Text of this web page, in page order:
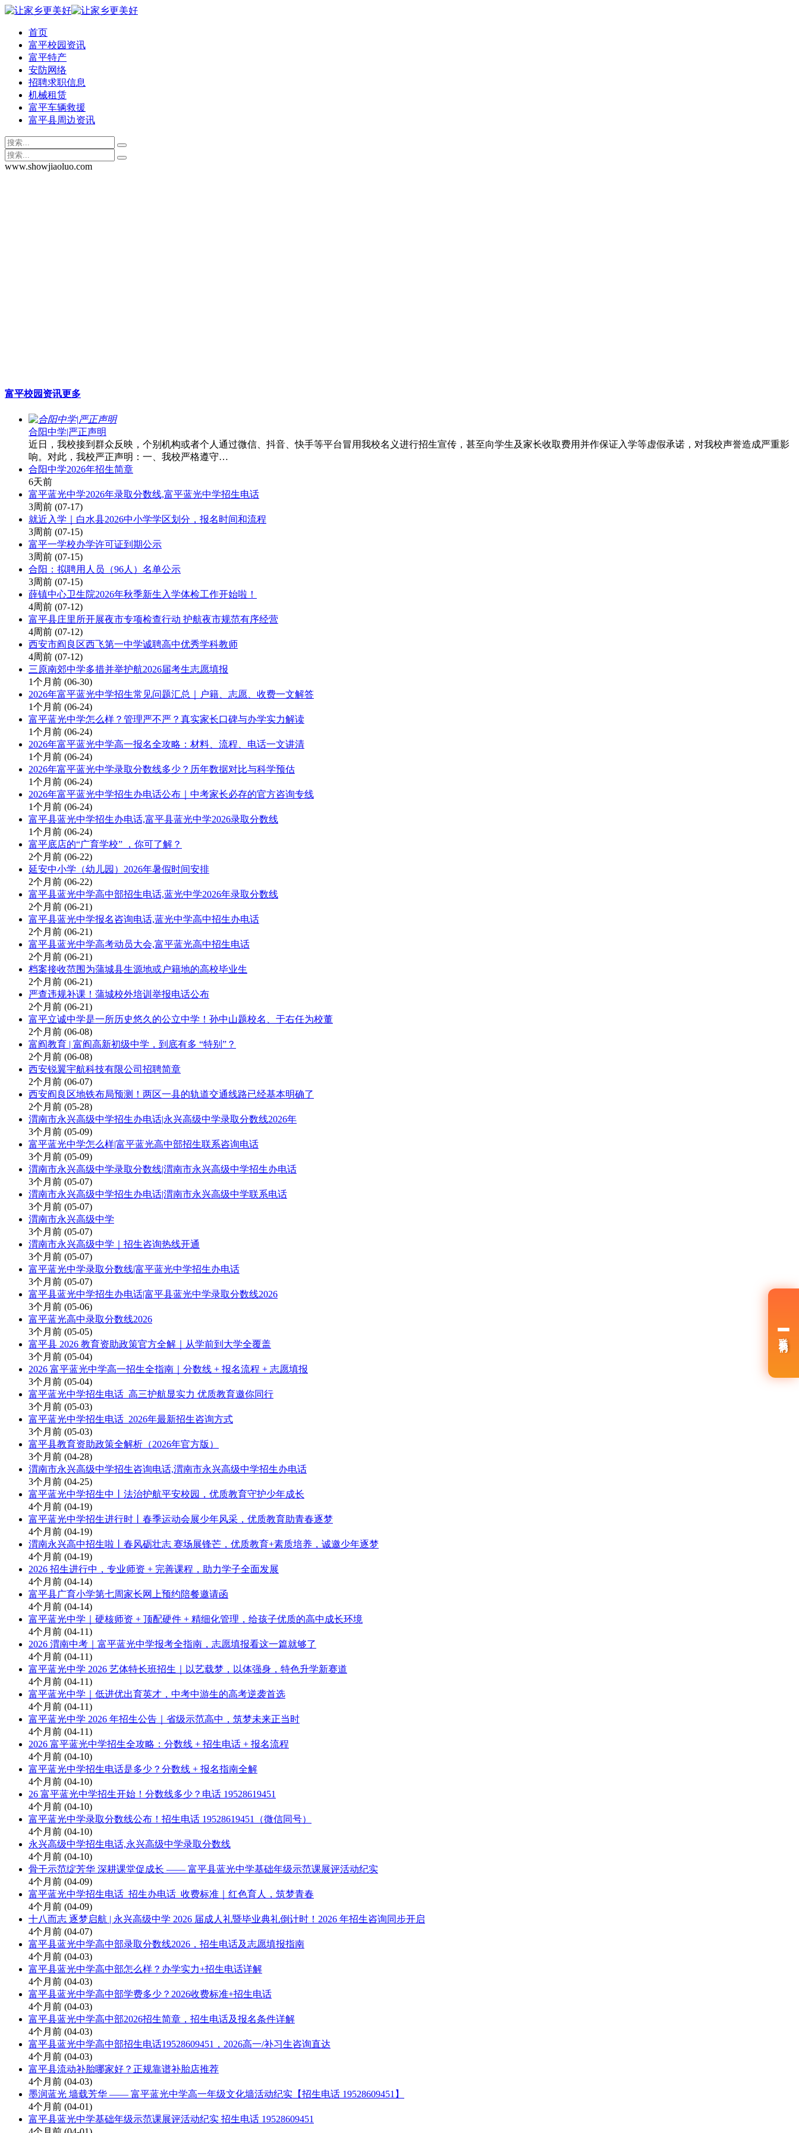
首页
富平校园资讯
富平特产
安防网络
招聘求职信息
机械租赁
富平车辆救援
富平县周边资讯
www.showjiaoluo.com
富平校园资讯更多
合阳中学|严正声明
近日，我校接到群众反映，个别机构或者个人通过微信、抖音、快手等平台冒用我校名义进行招生宣传，甚至向学生及家长收取费用并作保证入学等虚假承诺，对我校声誉造成严重影
响。对此，我校严正声明：一、我校严格遵守…
合阳中学2026年招生简章
6天前
富平蓝光中学2026年录取分数线,富平蓝光中学招生电话
3周前 (07-17)
就近入学｜白水县2026中小学学区划分，报名时间和流程
3周前 (07-15)
富平一学校办学许可证到期公示
3周前 (07-15)
合阳：拟聘用人员（96人）名单公示
3周前 (07-15)
薛镇中心卫生院2026年秋季新生入学体检工作开始啦！
4周前 (07-12)
富平县庄里所开展夜市专项检查行动 护航夜市规范有序经营
4周前 (07-12)
西安市阎良区西飞第一中学诚聘高中优秀学科教师
4周前 (07-12)
三原南郊中学多措并举护航2026届考生志愿填报
1个月前 (06-30)
2026年富平蓝光中学招生常见问题汇总｜户籍、志愿、收费一文解答
1个月前 (06-24)
富平蓝光中学怎么样？管理严不严？真实家长口碑与办学实力解读
1个月前 (06-24)
2026年富平蓝光中学高一报名全攻略：材料、流程、电话一文讲清
1个月前 (06-24)
2026年富平蓝光中学录取分数线多少？历年数据对比与科学预估
1个月前 (06-24)
2026年富平蓝光中学招生办电话公布｜中考家长必存的官方咨询专线
1个月前 (06-24)
富平县蓝光中学招生办电话,富平县蓝光中学2026录取分数线
1个月前 (06-24)
富平底店的“广育学校” ，你可了解？
2个月前 (06-22)
延安中小学（幼儿园）2026年暑假时间安排
2个月前 (06-22)
富平县蓝光中学高中部招生电话,蓝光中学2026年录取分数线
2个月前 (06-21)
富平县蓝光中学报名咨询电话,蓝光中学高中招生办电话
2个月前 (06-21)
富平县蓝光中学高考动员大会,富平蓝光高中招生电话
2个月前 (06-21)
档案接收范围为蒲城县生源地或户籍地的高校毕业生
2个月前 (06-21)
严查违规补课！蒲城校外培训举报电话公布
2个月前 (06-21)
富平立诚中学是一所历史悠久的公立中学！孙中山题校名、于右任为校董
2个月前 (06-08)
富阎教育 | 富阎高新初级中学，到底有多 “特别”？
2个月前 (06-08)
西安锐翼宇航科技有限公司招聘简章
2个月前 (06-07)
西安阎良区地铁布局预测！两区一县的轨道交通线路已经基本明确了
2个月前 (05-28)
渭南市永兴高级中学招生办电话|永兴高级中学录取分数线2026年
3个月前 (05-09)
富平蓝光中学怎么样|富平蓝光高中部招生联系咨询电话
3个月前 (05-09)
渭南市永兴高级中学录取分数线|渭南市永兴高级中学招生办电话
3个月前 (05-07)
渭南市永兴高级中学招生办电话|渭南市永兴高级中学联系电话
3个月前 (05-07)
渭南市永兴高级中学
3个月前 (05-07)
渭南市永兴高级中学｜招生咨询热线开通
3个月前 (05-07)
富平蓝光中学录取分数线|富平蓝光中学招生办电话
3个月前 (05-07)
富平县蓝光中学招生办电话|富平县蓝光中学录取分数线2026
3个月前 (05-06)
富平蓝光高中录取分数线2026
3个月前 (05-05)
富平县 2026 教育资助政策官方全解｜从学前到大学全覆盖
3个月前 (05-04)
2026 富平蓝光中学高一招生全指南｜分数线 + 报名流程 + 志愿填报
3个月前 (05-04)
富平蓝光中学招生电话_高三护航显实力 优质教育邀你同行
3个月前 (05-03)
富平蓝光中学招生电话_2026年最新招生咨询方式
3个月前 (05-03)
富平县教育资助政策全解析（2026年官方版）
3个月前 (04-28)
渭南市永兴高级中学招生咨询电话,渭南市永兴高级中学招生办电话
3个月前 (04-25)
富平蓝光中学招生中丨法治护航平安校园，优质教育守护少年成长
4个月前 (04-19)
富平蓝光中学招生进行时丨春季运动会展少年风采，优质教育助青春逐梦
4个月前 (04-19)
渭南永兴高中招生啦丨春风砺壮志 赛场展锋芒，优质教育+素质培养，诚邀少年逐梦
4个月前 (04-19)
2026 招生进行中，专业师资 + 完善课程，助力学子全面发展
4个月前 (04-14)
富平县广育小学第七周家长网上预约陪餐邀请函
4个月前 (04-14)
富平蓝光中学｜硬核师资 + 顶配硬件 + 精细化管理，给孩子优质的高中成长环境
4个月前 (04-11)
2026 渭南中考｜富平蓝光中学报考全指南，志愿填报看这一篇就够了
4个月前 (04-11)
富平蓝光中学 2026 艺体特长班招生｜以艺载梦，以体强身，特色升学新赛道
4个月前 (04-11)
富平蓝光中学｜低进优出育英才，中考中游生的高考逆袭首选
4个月前 (04-11)
富平蓝光中学 2026 年招生公告｜省级示范高中，筑梦未来正当时
4个月前 (04-11)
2026 富平蓝光中学招生全攻略：分数线 + 招生电话 + 报名流程
4个月前 (04-10)
富平蓝光中学招生电话是多少？分数线 + 报名指南全解
4个月前 (04-10)
26 富平蓝光中学招生开始！分数线多少？电话 19528619451
4个月前 (04-10)
富平蓝光中学录取分数线公布！招生电话 19528619451（微信同号）
4个月前 (04-10)
永兴高级中学招生电话,永兴高级中学录取分数线
4个月前 (04-10)
骨干示范绽芳华 深耕课堂促成长 —— 富平县蓝光中学基础年级示范课展评活动纪实
4个月前 (04-09)
富平蓝光中学招生电话_招生办电话_收费标准｜红色育人，筑梦青春
4个月前 (04-09)
十八而志 逐梦启航 | 永兴高级中学 2026 届成人礼暨毕业典礼倒计时！2026 年招生咨询同步开启
4个月前 (04-07)
富平县蓝光中学高中部录取分数线2026，招生电话及志愿填报指南
4个月前 (04-03)
富平县蓝光中学高中部怎么样？办学实力+招生电话详解
4个月前 (04-03)
富平县蓝光中学高中部学费多少？2026收费标准+招生电话
4个月前 (04-03)
富平县蓝光中学高中部2026招生简章，招生电话及报名条件详解
4个月前 (04-03)
富平县蓝光中学高中部招生电话19528609451，2026高一/补习生咨询直达
4个月前 (04-03)
富平县流动补胎哪家好？正规靠谱补胎店推荐
4个月前 (04-03)
墨润蓝光 墙载芳华 —— 富平蓝光中学高一年级文化墙活动纪实【招生电话 19528609451】
4个月前 (04-01)
富平县蓝光中学基础年级示范课展评活动纪实 招生电话 19528609451